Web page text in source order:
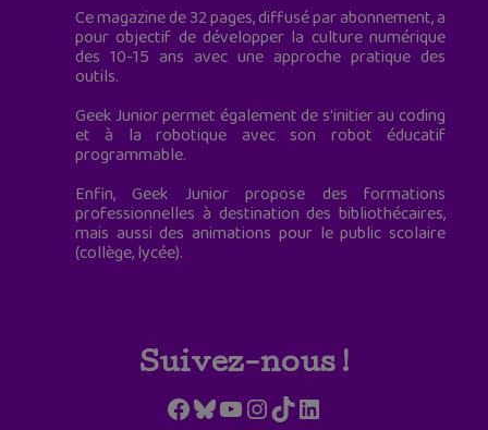
Ce magazine de 32 pages, diffusé par abonnement, a
pour objectif de développer la culture numérique
des 10-15 ans avec une approche pratique des
outils.
Geek Junior permet également de s'initier au coding
et à la robotique avec son robot éducatif
programmable.
Enfin, Geek Junior propose des formations
professionnelles à destination des bibliothécaires,
mais aussi des animations pour le public scolaire
(collège, lycée).
Suivez-nous !
Facebook
Bluesky
YouTube
Instagram
TikTokLinkedIn